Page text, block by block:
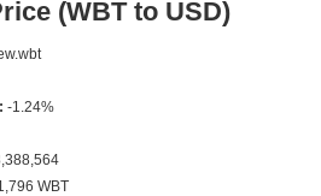
(WBT to USD)
-1.24%
WBT